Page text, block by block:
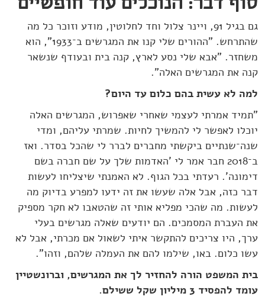
גם בגיל 91, ויינר צלול וחד לחלוטין, מודע וזוכר כל מה
שהתרחש. "ההורים שלי קנו את המגרשים ב־1933", הוא
משחזר. "אבא שלי נסע לארץ, קנה בית ובעודף שנשאר
קנה את המגרשים האלה".
למה לא עשית בהם כלום עד היום?
"תמיד אמרתי לעצמי שאחרי שאפרוש, המגרשים האלה
יוכלו לאפשר לי להמשיך לחיות. שמרתי עליהם, ומדי
שנה־שנתיים ביקשתי מחברים לברר לי שהכל בסדר. ואז
ב־2018 חבר אמר לי 'האדמות שלך על שם חברה בשם
דימונה'. רעדתי בכל הגוף. לא האמנתי שיצליחו לעשות
דבר כזה, אבל אלה שעשו את זה ידעו למפרע בדיוק מה
לעשות. מה שהכי מפליא אותי זה שהטאבו לא חקר מספיק
את העברת המסמכים. הם יודעים שאלה מגרשים בעלי
ערך, היו צריכים להתקשר איתי לשאול אם מכרתי, אבל לא
עשו כלום. באו, שילמו להם את העמלה שלהם, וזהו".
בית המשפט הורה להחזיר לך את המגרשים, וברונשטיין
עומד להפסיד 3 מיליון שקל ששילם.